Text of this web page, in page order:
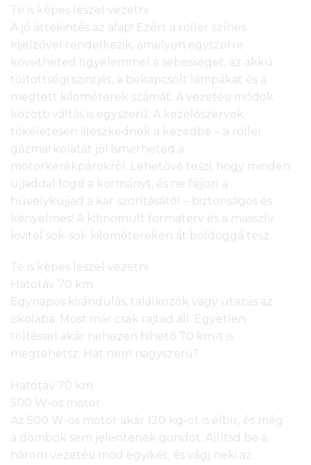
Te is képes leszel vezetni
A jó áttekintés az alap! Ezért a roller színes
kijelzővel rendelkezik, amelyen egyszerre
követheted figyelemmel a sebességet, az akku
töltöttségi szintjét, a bekapcsolt lámpákat és a
megtett kilométerek számát. A vezetési módok
közötti váltás is egyszerű. A kezelőszervek
tökéletesen illeszkednek a kezedbe – a roller
gázmarkolatát jól ismerheted a
motorkerékpárokról. Lehetővé teszi, hogy minden
ujjaddal fogd a kormányt, és ne fájjon a
hüvelykujjad a kar szorításától – biztonságos és
kényelmes! A kifinomult formaterv és a masszív
kivitel sok-sok kilométereken át boldoggá tesz.
Te is képes leszel vezetni
Hatótáv 70 km
Egynapos kirándulás, találkozók vagy utazás az
iskolába. Most már csak rajtad áll. Egyetlen
töltéssel akár nehezen hihető 70 km-t is
megtehetsz. Hát nem nagyszerű?
Hatótáv 70 km
500 W-os motor
Az 500 W-os motor akár 120 kg-ot is elbír, és még
a dombok sem jelentenek gondot. Állítsd be a
három vezetési mód egyikét, és vágj neki az